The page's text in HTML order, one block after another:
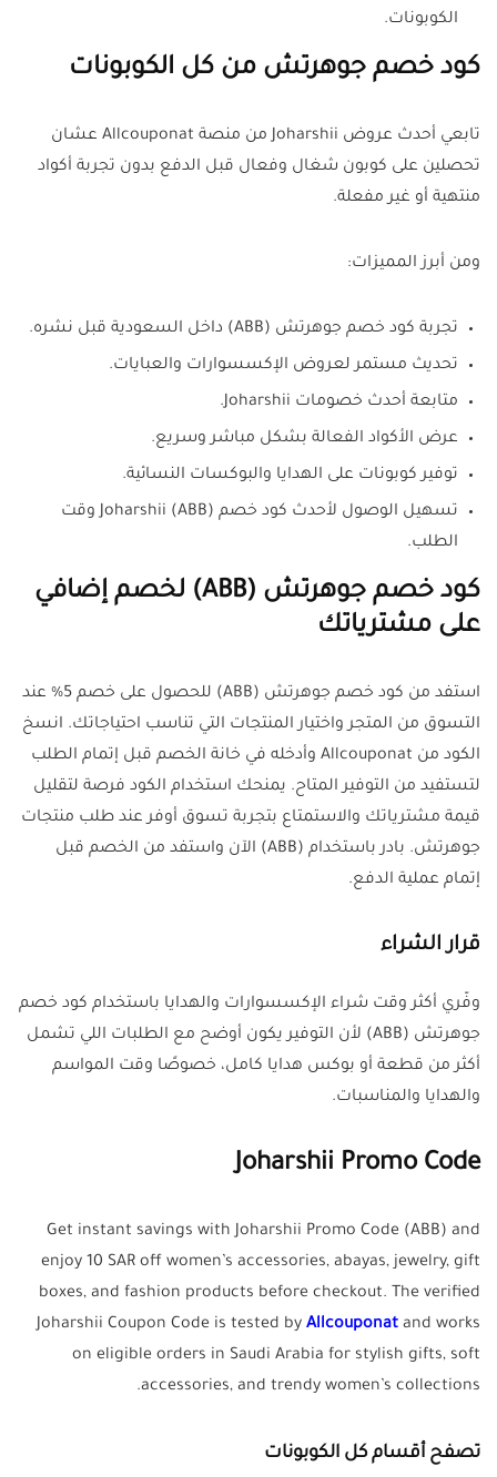
الكوبونات.
كود خصم جوهرتش من كل الكوبونات
تابعي أحدث عروض Joharshii من منصة Allcouponat عشان
تحصلين على كوبون شغال وفعال قبل الدفع بدون تجربة أكواد
منتهية أو غير مفعلة.
ومن أبرز المميزات:
تجربة كود خصم جوهرتش (ABB) داخل السعودية قبل نشره.
تحديث مستمر لعروض الإكسسوارات والعبايات.
متابعة أحدث خصومات Joharshii.
عرض الأكواد الفعالة بشكل مباشر وسريع.
توفير كوبونات على الهدايا والبوكسات النسائية.
تسهيل الوصول لأحدث كود خصم Joharshii (ABB) وقت
الطلب.
كود خصم جوهرتش (ABB) لخصم إضافي
على مشترياتك
استفد من كود خصم جوهرتش (ABB) للحصول على خصم 5% عند
التسوق من المتجر واختيار المنتجات التي تناسب احتياجاتك. انسخ
الكود من Allcouponat وأدخله في خانة الخصم قبل إتمام الطلب
لتستفيد من التوفير المتاح. يمنحك استخدام الكود فرصة لتقليل
قيمة مشترياتك والاستمتاع بتجربة تسوق أوفر عند طلب منتجات
جوهرتش. بادر باستخدام (ABB) الآن واستفد من الخصم قبل
إتمام عملية الدفع.
قرار الشراء
وفّري أكثر وقت شراء الإكسسوارات والهدايا باستخدام كود خصم
جوهرتش (ABB) لأن التوفير يكون أوضح مع الطلبات اللي تشمل
أكثر من قطعة أو بوكس هدايا كامل، خصوصًا وقت المواسم
والهدايا والمناسبات.
Joharshii Promo Code
Get instant savings with Joharshii Promo Code (ABB) and
enjoy 10 SAR off women’s accessories, abayas, jewelry, gift
boxes, and fashion products before checkout. The verified
Joharshii Coupon Code is tested by Allcouponat and works
on eligible orders in Saudi Arabia for stylish gifts, soft
accessories, and trendy women’s collections.
تصفح أقسام كل الكوبونات